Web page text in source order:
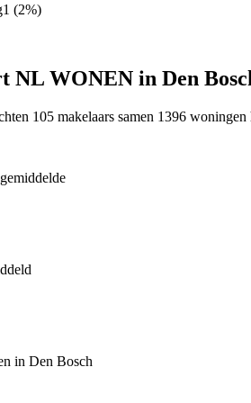
1 (2%)
NL WONEN in Den
105 makelaars samen 1396
in Den Bosch